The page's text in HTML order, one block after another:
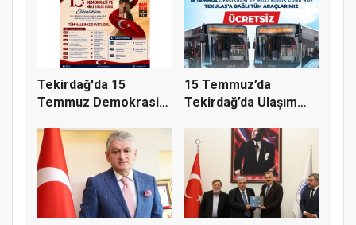
Tekirdağ'da 15
Temmuz Demokrasi
15 Temmuz’da
Tekirdağ’da Ulaşım